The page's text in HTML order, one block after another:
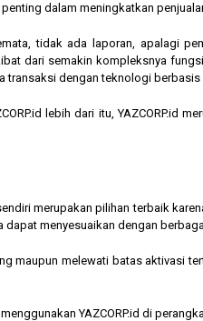
dalam meningkatkan
tidak ada laporan, apalagi
dari semakin kompleksnya
transaksi dengan teknologi berbasis
lebih dari itu, YAZCORP.id
merupakan pilihan terbaik
menyesuaikan dengan
maupun melewati batas aktivasi
YAZCORP.id di